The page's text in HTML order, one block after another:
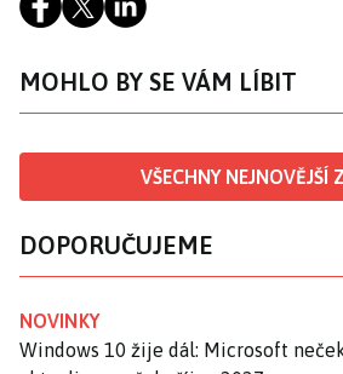
MOHLO BY SE VÁM LÍBIT
VŠECHNY NEJNOVĚJŠÍ
DOPORUČUJEME
NOVINKY
Windows 10 žije dál: Microsoft